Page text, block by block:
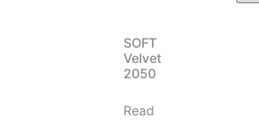
SOFT
Velvet
2050
Read